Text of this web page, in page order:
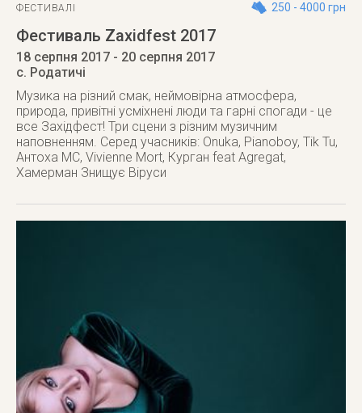
ФЕСТИВАЛІ 250 - 4000 грн
Фестиваль Zaxidfest 2017
18 серпня 2017 - 20 серпня 2017
c. Родатичі
Музика на різний смак, неймовірна атмосфера,
природа, привітні усміхнені люди та гарні спогади - це
все Західфест! Три сцени з різним музичним
наповненням. Серед учасників: Onuka, Pianoboy, Tik Tu,
Антоха МС, Vivienne Mort, Курган feat Agregat,
Хамерман Знищує Віруси